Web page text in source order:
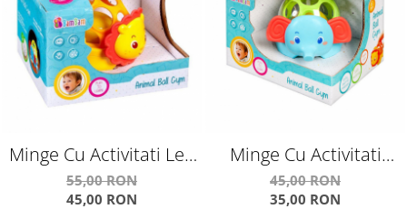
Minge Cu Activitati Leu
E383725
55,00 RON
45,00 RON
Minge Cu Activitati
Elefant E383726
45,00 RON
35,00 RON